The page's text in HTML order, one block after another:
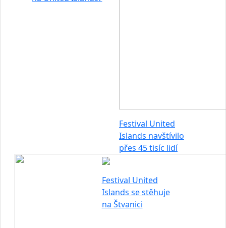
Festival United
Islands navštívilo
přes 45 tisíc lidí
Festival United
Islands se stěhuje
na Štvanici